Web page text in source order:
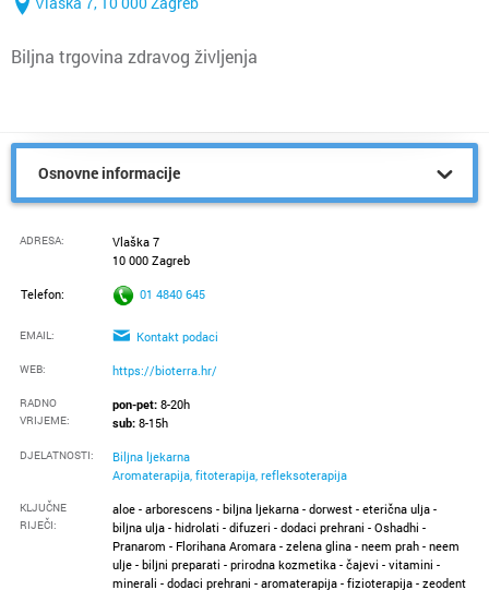
Biljna trgovina zdravog življenja
Osnovne informacije
ADRESA:
Vlaška 7
10 000 Zagreb
Telefon: 01 4840 645
EMAIL: Kontakt podaci
WEB: https://bioterra.hr/
RADNO
VRIJEME:
pon-pet:8-20h
sub:8-15h
DJELATNOSTI:
Biljna ljekarna
Aromaterapija, fitoterapija, refleksoterapija
KLJUČNE
RIJEČI:
aloe - arborescens - biljna ljekarna - dorwest - eterična ulja -
biljna ulja - hidrolati - difuzeri - dodaci prehrani - Oshadhi -
Pranarom - Florihana Aromara - zelena glina - neem prah - neem
ulje - biljni preparati - prirodna kozmetika - čajevi - vitamini -
minerali - dodaci prehrani - aromaterapija - fizioterapija - zeodent